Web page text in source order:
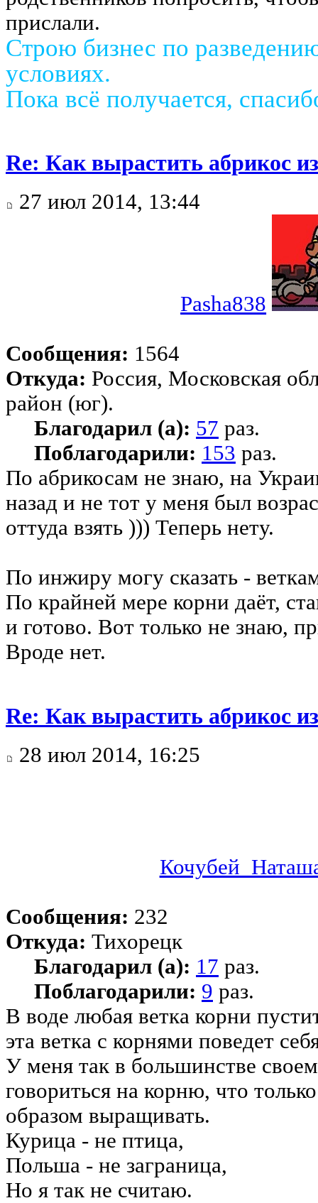
прислали.
Строю бизнес по
условиях.
Пока всё получается,
Re: Как вырастить абрикос
27 июл 2014, 13:44
Pasha838
Сообщения: 1564
Откуда: Россия, Московская
район (юг).
Благодарил (а): 57 раз.
Поблагодарили: 153 раз.
По абрикосам не знаю, на
назад и не тот у меня был
оттуда взять ))) Теперь нету.
По инжиру могу сказать -
По крайней мере корни даёт,
и готово. Вот только не знаю,
Вроде нет.
Re: Как вырастить абрикос
28 июл 2014, 16:25
Сообщения: 232
Откуда: Тихорецк
Благодарил (а): 17 раз.
Поблагодарили: 9 раз.
В воде любая ветка корни
эта ветка с корнями поведет
У меня так в большинстве
говориться на корню, что
образом выращивать.
Курица - не птица,
Польша - не заграница,
Но я так не считаю.